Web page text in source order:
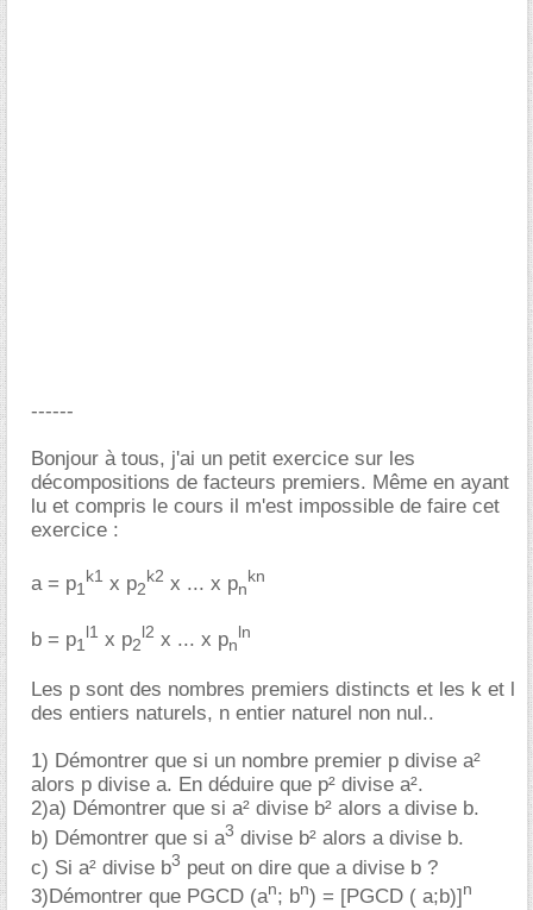
------
Bonjour à tous, j'ai un petit exercice sur les
décompositions de facteurs premiers. Même en ayant
lu et compris le cours il m'est impossible de faire cet
exercice :
a = p1
k1 x p2
k2 x ... x pn
kn
b = p1
l1 x p2
l2 x ... x pn
ln
Les p sont des nombres premiers distincts et les k et l
des entiers naturels, n entier naturel non nul..
1) Démontrer que si un nombre premier p divise a²
alors p divise a. En déduire que p² divise a².
2)a) Démontrer que si a² divise b² alors a divise b.
b) Démontrer que si a3 divise b² alors a divise b.
c) Si a² divise b3 peut on dire que a divise b ?
3)Démontrer que PGCD (an; bn) = [PGCD ( a;b)]n